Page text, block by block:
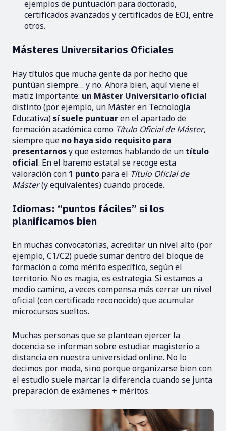
ejemplos de puntuación para doctorado,
certificados avanzados y certificados de EOI, entre
otros.
Másteres Universitarios Oficiales
Hay títulos que mucha gente da por hecho que
puntúan siempre… y no. Ahora bien, aquí viene el
matiz importante: un Máster Universitario oficial
distinto (por ejemplo, un Máster en Tecnología
Educativa)sí suele puntuaren el apartado de
formación académica como Título Oficial de Máster,
siempre que no haya sido requisito para
presentarnosy que estemos hablando de un título
oficial. En el baremo estatal se recoge esta
valoración con 1 punto para el Título Oficial de
Máster(y equivalentes) cuando procede.
Idiomas: “puntos fáciles” si los
planificamos bien
En muchas convocatorias, acreditar un nivel alto (por
ejemplo, C1/C2) puede sumar dentro del bloque de
formación o como mérito específico, según el
territorio. No es magia, es estrategia. Si estamos a
medio camino, a veces compensa más cerrar un nivel
oficial (con certificado reconocido) que acumular
microcursos sueltos.
Muchas personas que se plantean ejercer la
docencia se informan sobreestudiar magisterio a
distanciaen nuestra universidad online. No lo
decimos por moda, sino porque organizarse bien con
el estudio suele marcar la diferencia cuando se junta
preparación de exámenes + méritos.